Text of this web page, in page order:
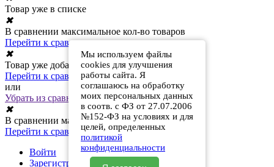
Мы используем файлы
cookies для улучшения
работы сайта. Я
соглашаюсь на обработку
моих персональных данных
в соотв. с ФЗ от 27.07.2006
№152-ФЗ на условиях и для
целей, определенных
политикой
конфиденциальности
Товар уже в списке
✖
В сравнении максимальное кол-во товаров
Перейти к сравнению
✖
Товар уже добавлен в сравнение
Перейти к сравнению
или
Убрать из сравнения
✖
В сравнении максимальное кол-во товаров
Перейти к сравнению
Войти
Зарегистрироваться